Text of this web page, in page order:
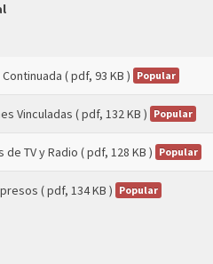
( pdf, 93 KB ) Popular
Vinculadas ( pdf, 132 KB ) Popular
de TV y Radio ( pdf, 128 KB ) Popular
( pdf, 134 KB ) Popular